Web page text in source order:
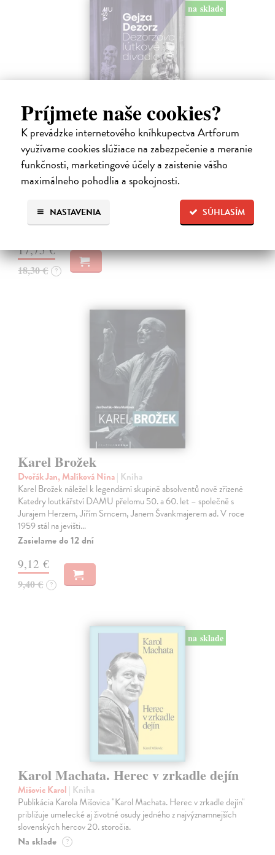
Príjmete naše cookies?
K prevádzke internetového kníhkupectva Artforum
využívame cookies slúžiace na zabezpečenie a meranie
funkčnosti, marketingové účely a zaistenie vášho
maximálneho pohodlia a spokojnosti.
SÚHLASÍM
NASTAVENIA
na sklade
Dezorzovo lútkové divadlo
Dezorz Gejza | Kniha
Kniha o Dezorzovom lútkovom divadle mapuje viac ako dve
desaťročia existencie jedného z najvýraznejších slovenských
nezávislých bábkových súborov. Obsahuje fotografie, spomienky,
výtvarné návrhy, texty…
Na sklade ?
17,75 €
18,30 € ?
Karel Brožek
Dvořák Jan, Malíková Nina| Kniha
Karel Brožek náležel k legendární skupině absolventů nově zřízené
Katedry loutkářství DAMU přelomu 50. a 60. let – společně s
Jurajem Herzem, Jiřím Srncem, Janem Švankmajerem ad. V roce
1959 stál na jevišti…
Zasielame do 12 dní
9,12 €
9,40 € ?
na sklade
Karol Machata. Herec v zrkadle dejín
Mišovic Karol | Kniha
Publikácia Karola Mišovica "Karol Machata. Herec v zrkadle dejín"
približuje umelecké aj životné osudy jedného z najvýznamnejších
slovenských hercov 20. storočia.
Na sklade ?